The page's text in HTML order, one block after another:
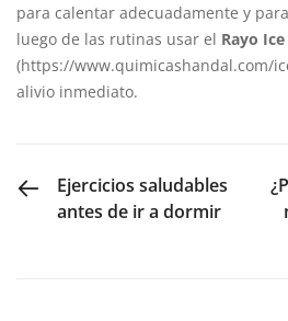
para calentar adecuadamente y
luego de las rutinas usar el Rayo
(https://www.quimicashandal.com/
alivio inmediato.
PREVIOUS POST
Ejercicios saludables
antes de ir a dormir